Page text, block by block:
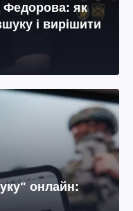
Федорова: як
і вирішити
онлайн: